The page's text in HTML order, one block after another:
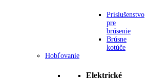
Príslušenstvo
pre
brúsenie
Brúsne
kotúče
Hobľovanie
Elektrické